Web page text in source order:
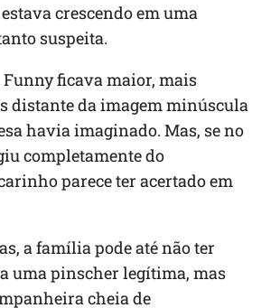
crescendo em uma
suspeita.
Funny ficava maior, mais
distante da imagem minúscula
havia imaginado. Mas, se no
completamente do
parece ter acertado em
a família pode até não ter
uma pinscher legítima, mas
cheia de